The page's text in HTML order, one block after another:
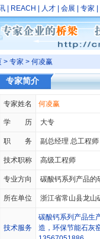
REACH 人才 会展 专家
> 专家 > 何凌赢
专家简介
专家姓名 何凌赢
学 历 大专
职 务 副总经理 总工程师
技术职称 高级工程师
专业方向 碳酸钙系列产品的
所在单位 浙江省常山县龙山
技术服务
碳酸钙系列产品生
造，环保节能石灰